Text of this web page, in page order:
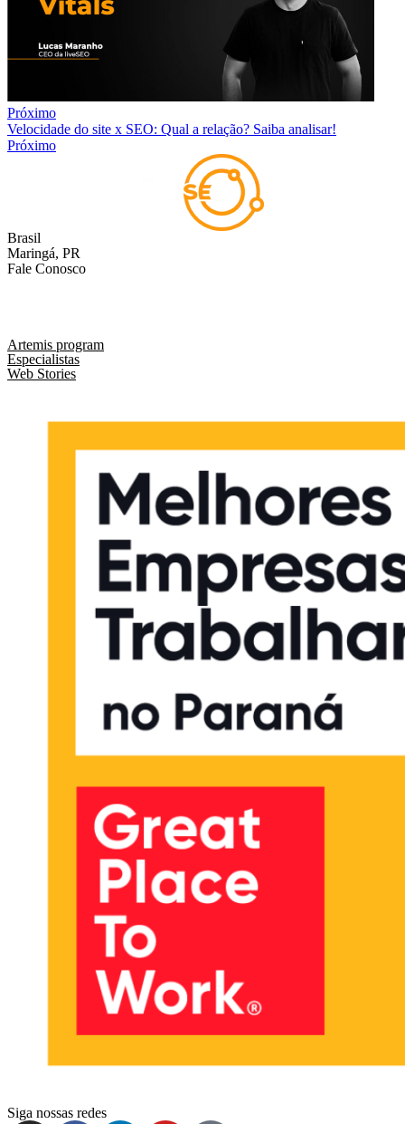
Próximo
Velocidade do site x SEO: Qual a relação? Saiba analisar!
Próximo
Brasil
Maringá, PR
Fale Conosco
Artemis program
Especialistas
Web Stories
Siga nossas redes